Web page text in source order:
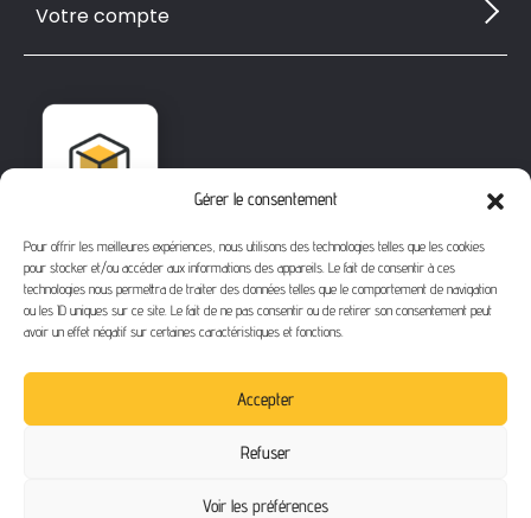
Gérer le consentement
Pour offrir les meilleures expériences, nous utilisons des technologies telles que les cookies
pour stocker et/ou accéder aux informations des appareils. Le fait de consentir à ces
technologies nous permettra de traiter des données telles que le comportement de navigation
ou les ID uniques sur ce site. Le fait de ne pas consentir ou de retirer son consentement peut
avoir un effet négatif sur certaines caractéristiques et fonctions.
Accepter
Refuser
Voir les préférences
1112 Bd Fernand Darchicourt
62110 Hénin-Beaumont
Téléphone: 03 21 67 24 31
Votre compte